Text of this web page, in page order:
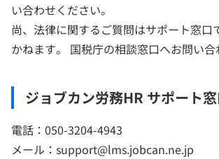
い合わせください。
尚、法律に関するご質問はサポート窓口
かねます。 国税庁の相談窓口へお問い合
ジョブカン労務HR サポート
電話：050-3204-4943
メール：support@lms.jobcan.ne.jp